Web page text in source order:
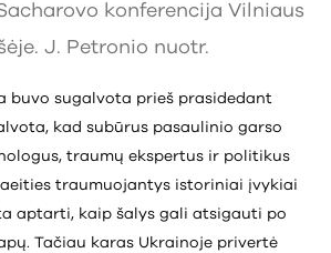
konferencija Vilniaus
J. Petronio nuotr.
buvo sugalvota prieš prasidedant
kad subūrus pasaulinio garso
traumų ekspertus ir politikus
traumuojantys istoriniai įvykiai
aptarti, kaip šalys gali atsigauti po
Tačiau karas Ukrainoje privertė